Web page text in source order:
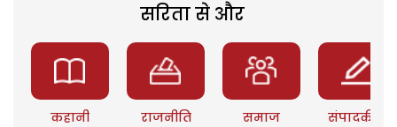
सरिता से और
कहानी राजनीति समाज संपादकीय